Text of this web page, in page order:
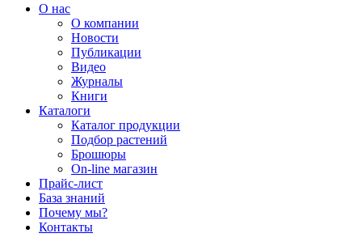
О нас
О компании
Новости
Публикации
Видео
Журналы
Книги
Каталоги
Каталог продукции
Подбор растений
Брошюры
On-line магазин
Прайс-лист
База знаний
Почему мы?
Контакты